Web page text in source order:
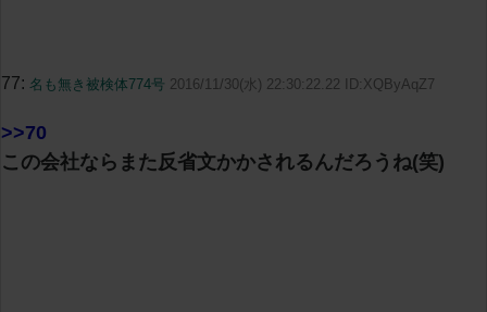
77: 名も無き被検体774号 2016/11/30(水) 22:30:22.22 ID:XQByAqZ7
>>70
この会社ならまた反省文かかされるんだろうね(笑)